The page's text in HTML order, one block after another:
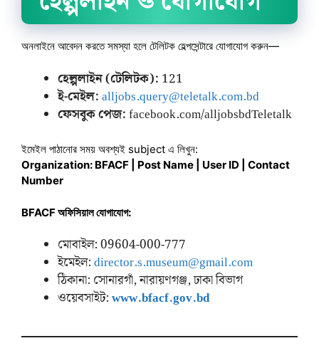
অনলাইনে আবেদন করতে সমস্যা হলে টেলিটক হেল্পসেন্টারে যোগাযোগ করুন—
হেল্পলাইন (টেলিটক): 121
ই-মেইল:alljobs.query@teletalk.com.bd
ফেসবুক পেজ:facebook.com/alljobsbdTeletalk
ইমেইল পাঠানোর সময় অবশ্যই subject এ লিখুন:
Organization: BFACF | Post Name | User ID | Contact
Number
BFACF অফিসিয়াল যোগাযোগ:
মোবাইল: 09604-000-777
ইমেইল:director.s.museum@gmail.com
ঠিকানা: সোনারগাঁ, নারায়ণগঞ্জ, ঢাকা বিভাগ
ওয়েবসাইট:www.bfacf.gov.bd